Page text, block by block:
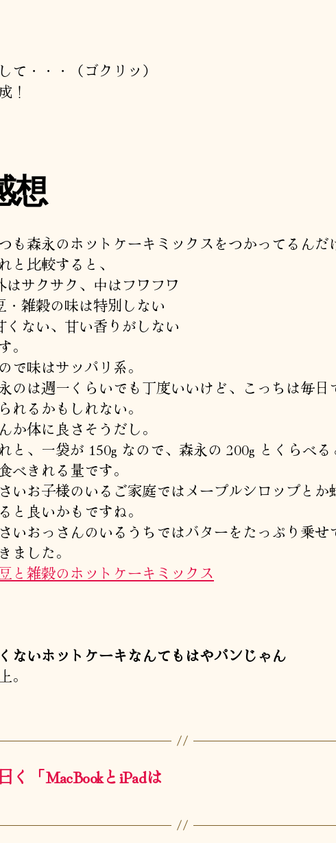
て・・・（ゴクリッ）
！
想
も森永のホットケーキミックスをつかってるんだ
と比較すると、
はサクサク、中はフワフワ
・雑穀の味は特別しない
くない、甘い香りがしない
。
で味はサッパリ系。
のは週一くらいでも丁度いいけど、こっちは毎日
れるかもしれない。
か体に良さそうだし。
と、一袋が 150g なので、森永の 200g とくらべ
べきれる量です。
いお子様のいるご家庭ではメープルシロップとか
と良いかもですね。
いおっさんのいるうちではバターをたっぷり乗せ
ました。
と雑穀のホットケーキミックス
ないホットケーキなんてもはやパンじゃん
。
「MacBookとiPadは